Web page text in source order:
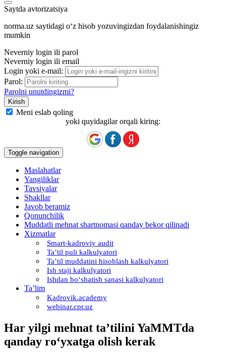
Saytda avtorizatsiya
norma.uz saytidagi oʻz hisob yozuvingizdan foydalanishingiz
mumkin
Neverniy login ili parol
Neverniy login ili email
Login yoki e-mail:
Parol:
Parolni unutdingizmi?
Meni eslab qoling
yoki quyidagilar orqali kiring:
Toggle navigation
Maslahatlar
Yangiliklar
Tavsiyalar
Shakllar
Javob beramiz
Qonunchilik
Muddatli mehnat shartnomasi qanday bekor qilinadi
Xizmatlar
Smart-kadroviy audit
Ta’til puli kalkulyatori
Ta’til muddatini hisoblash kalkulyatori
Ish staji kalkulyatori
Ishdan boʻshatish sanasi kalkulyatori
Ta’lim
Kadrovik.academy
webinar.cpr.uz
Har yilgi mehnat ta’tilini YaMMTda
qanday roʻyхatga olish kerak